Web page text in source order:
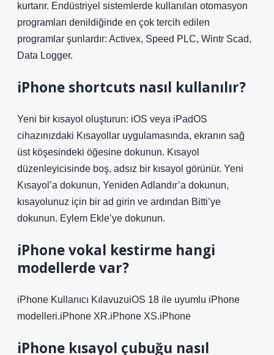
kurtarır. Endüstriyel sistemlerde kullanılan otomasyon
programları denildiğinde en çok tercih edilen
programlar şunlardır: Activex, Speed ​​​​​​PLC, Wintr Scad,
Data Logger.
iPhone shortcuts nasıl kullanılır?
Yeni bir kısayol oluşturun: iOS veya iPadOS
cihazınızdaki Kısayollar uygulamasında, ekranın sağ
üst köşesindeki öğesine dokunun. Kısayol
düzenleyicisinde boş, adsız bir kısayol görünür. Yeni
Kısayol’a dokunun, Yeniden Adlandır’a dokunun,
kısayolunuz için bir ad girin ve ardından Bitti’ye
dokunun. Eylem Ekle’ye dokunun.
iPhone vokal kestirme hangi
modellerde var?
iPhone Kullanıcı KılavuzuiOS 18 ile uyumlu iPhone
modelleri.iPhone XR.iPhone XS.iPhone
iPhone kısayol çubuğu nasıl